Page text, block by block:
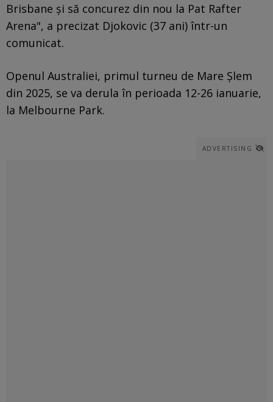
Brisbane şi să concurez din nou la Pat Rafter
Arena", a precizat Djokovic (37 ani) într-un
comunicat.
Openul Australiei, primul turneu de Mare Şlem
din 2025, se va derula în perioada 12-26 ianuarie,
la Melbourne Park.
ADVERTISING